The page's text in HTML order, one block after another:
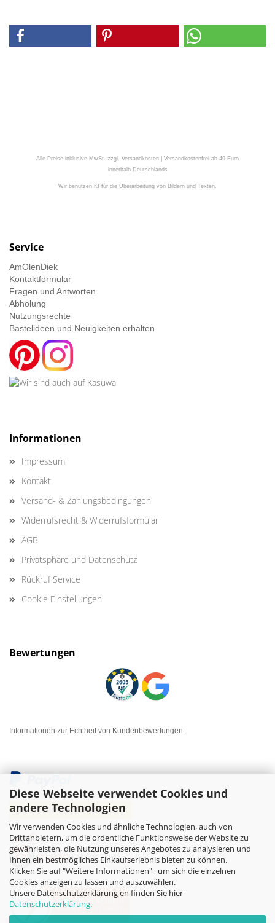
Diese Webseite verwendet Cookies und
andere Technologien
Wir verwenden Cookies und ähnliche Technologien, auch von
Drittanbietern, um die ordentliche Funktionsweise der Website zu
gewährleisten, die Nutzung unseres Angebotes zu analysieren und
Ihnen ein bestmögliches Einkaufserlebnis bieten zu können.
Klicken Sie auf "Weitere Informationen" , um sich die einzelnen
Cookies anzeigen zu lassen und auszuwählen.
Unsere Datenschutzerklärung en finden Sie hier
Datenschutzerklärung.
Alle Preise inklusive MwSt. zzgl. Versandkosten | Versandkostenfrei ab 49 Euro
innerhalb Deutschlands
Wir benutzen KI für die Überarbeitung von Bildern und Texten.
Service
AmOlenDiek
Kontaktformular
Fragen und Antworten
Abholung
Nutzungsrechte
Bastelideen und Neuigkeiten erhalten
Informationen
Impressum
Kontakt
Versand- & Zahlungsbedingungen
Widerrufsrecht & Widerrufsformular
AGB
Privatsphäre und Datenschutz
Rückruf Service
Cookie Einstellungen
Bewertungen
Informationen zur Echtheit von Kundenbewertungen